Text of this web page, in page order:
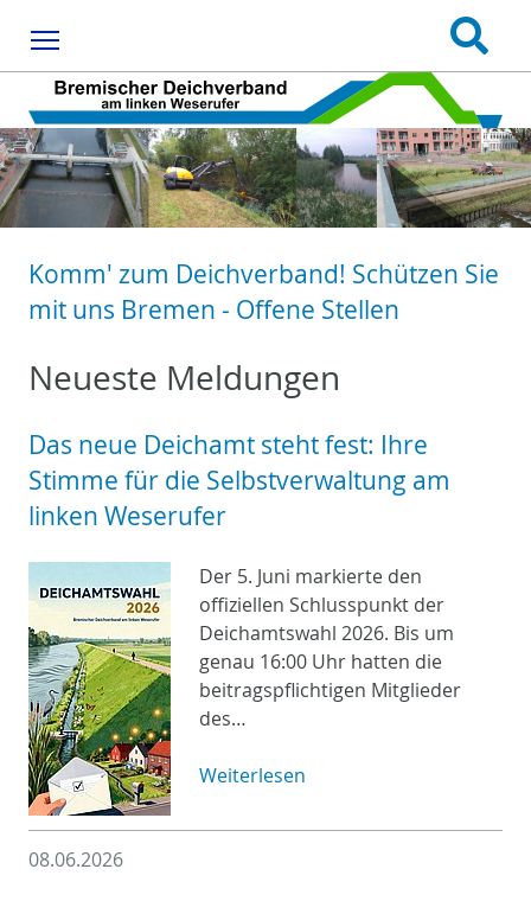
Komm' zum Deichverband! Schützen Sie
mit uns Bremen - Offene Stellen
Neueste Meldungen
Das neue Deichamt steht fest: Ihre
Stimme für die Selbstverwaltung am
linken Weserufer
Der 5. Juni markierte den
offiziellen Schlusspunkt der
Deichamtswahl 2026. Bis um
genau 16:00 Uhr hatten die
beitragspflichtigen Mitglieder
des…
Weiterlesen
08.06.2026